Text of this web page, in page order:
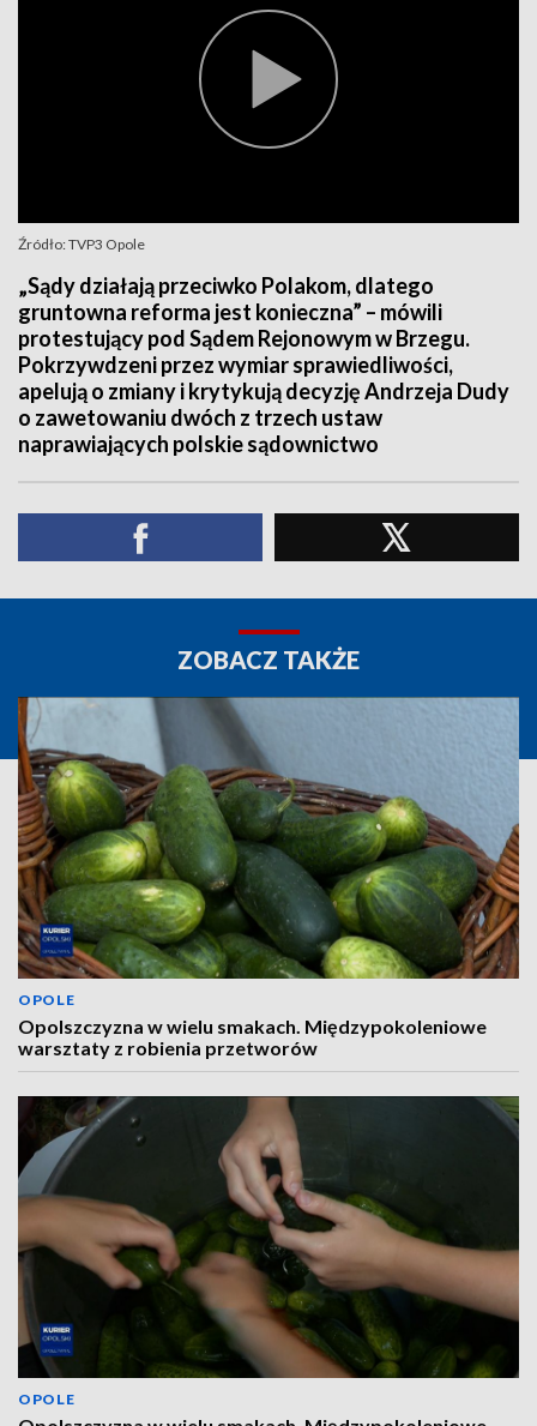
Źródło: TVP3 Opole
„Sądy działają przeciwko Polakom, dlatego
gruntowna reforma jest konieczna” – mówili
protestujący pod Sądem Rejonowym w Brzegu.
Pokrzywdzeni przez wymiar sprawiedliwości,
apelują o zmiany i krytykują decyzję Andrzeja Dudy
o zawetowaniu dwóch z trzech ustaw
naprawiających polskie sądownictwo
ZOBACZ TAKŻE
OPOLE
Opolszczyzna w wielu smakach. Międzypokoleniowe
warsztaty z robienia przetworów
OPOLE